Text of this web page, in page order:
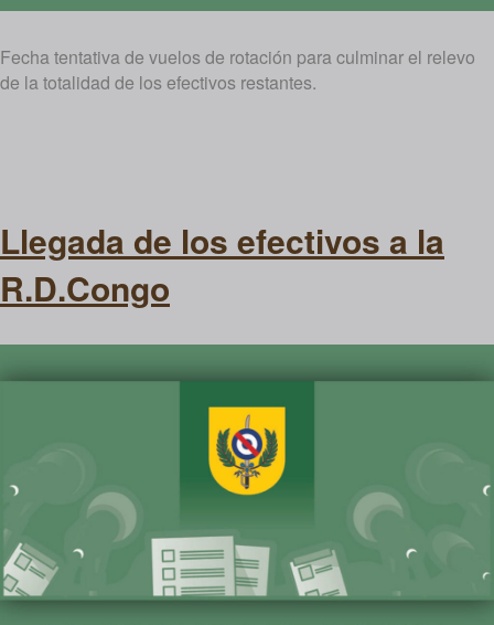
Fecha tentativa de vuelos de rotación para culminar el relevo
de la totalidad de los efectivos restantes.
Llegada de los efectivos a la
R.D.Congo